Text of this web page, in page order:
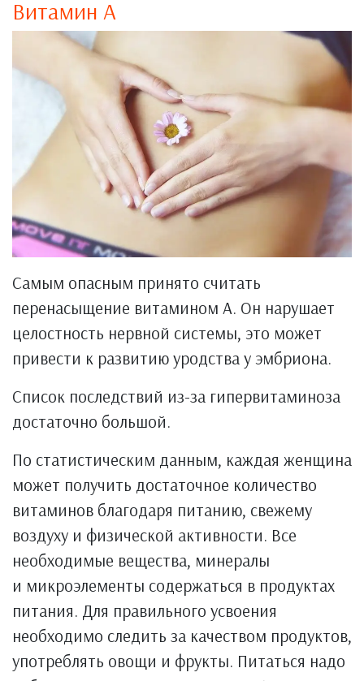
Витамин А
Самым опасным принято считать
перенасыщение витамином А. Он нарушает
целостность нервной системы, это может
привести к развитию уродства у эмбриона.
Список последствий из-за гипервитаминоза
достаточно большой.
По статистическим данным, каждая женщина
может получить достаточное количество
витаминов благодаря питанию, свежему
воздуху и физической активности. Все
необходимые вещества, минералы
и микроэлементы содержаться в продуктах
питания. Для правильного усвоения
необходимо следить за качеством продуктов,
употреблять овощи и фрукты. Питаться надо